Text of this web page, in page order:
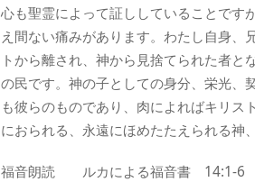
心も聖霊によって証ししていることです
え間ない痛みがあります。わたし自身、
トから離され、神から見捨てられた者
の民です。神の子としての身分、栄光、
も彼らのものであり、肉によればキリ
におられる、永遠にほめたたえられる神
福音朗読 ルカによる福音書 14:1-6